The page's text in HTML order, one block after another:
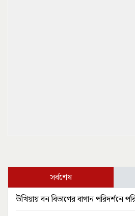
সর্বশেষ
উখিয়ায় বন বিভাগের বাগান পরিদর্শনে